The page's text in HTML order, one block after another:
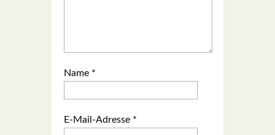
Name *
E-Mail-Adresse *